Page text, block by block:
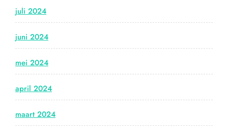
juli 2024
juni 2024
mei 2024
april 2024
maart 2024